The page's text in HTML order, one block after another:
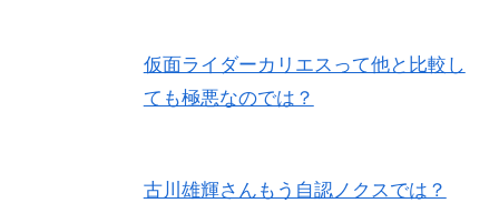
仮面ライダーカリエスって他と比較し
ても極悪なのでは？
古川雄輝さんもう自認ノクスでは？